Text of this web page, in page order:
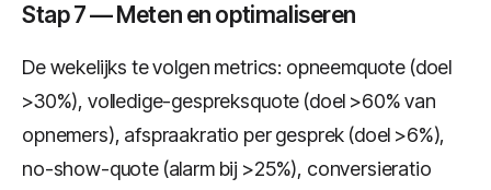
Stap 7 — Meten en optimaliseren
De wekelijks te volgen metrics: opneemquote (doel
>30%), volledige-gespreksquote (doel >60% van
opnemers), afspraakratio per gesprek (doel >6%),
no-show-quote (alarm bij >25%), conversieratio